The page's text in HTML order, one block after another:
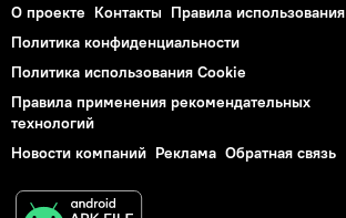
О проекте Контакты Правила использования
Политика конфиденциальности
Политика использования Cookie
Правила применения рекомендательных
технологий
Новости компаний Реклама Обратная связь